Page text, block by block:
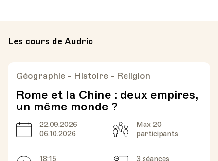
Les cours de Audric
Géographie - Histoire - Religion
Rome et la Chine : deux empires,
un même monde ?
Date
22.09.2026
06.10.2026
Capacité
Max 20
participants
18:15
3 séances